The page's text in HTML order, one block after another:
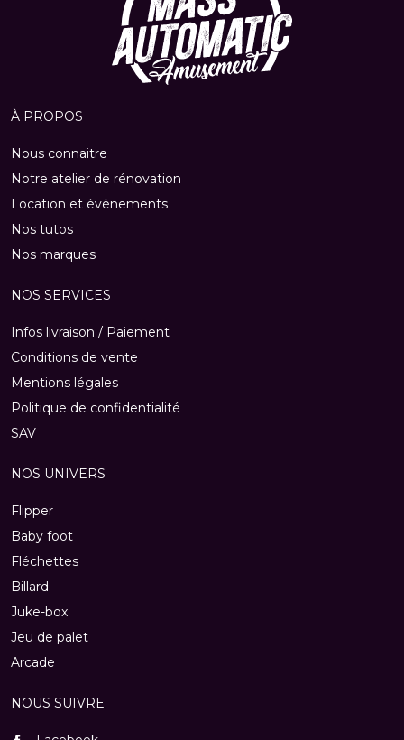
À PROPOS
Nous connaitre
Notre atelier de rénovation
Location et événements
Nos tutos
Nos marques
NOS SERVICES
Infos livraison / Paiement
Conditions de vente
Mentions légales
Politique de confidentialité
SAV
NOS UNIVERS
Flipper
Baby foot
Fléchettes
Billard
Juke-box
Jeu de palet
Arcade
NOUS SUIVRE